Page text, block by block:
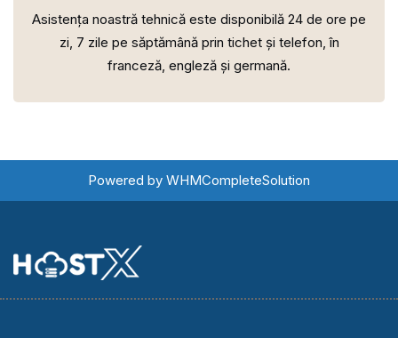
Asistența noastră tehnică este disponibilă 24 de ore pe
zi, 7 zile pe săptămână prin tichet și telefon, în
franceză, engleză și germană.
Powered by WHMCompleteSolution